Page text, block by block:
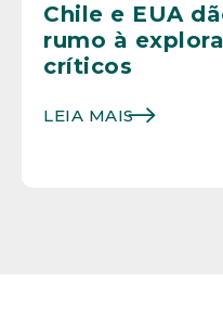
Chile e EUA
rumo à
críticos
LEIA MAIS